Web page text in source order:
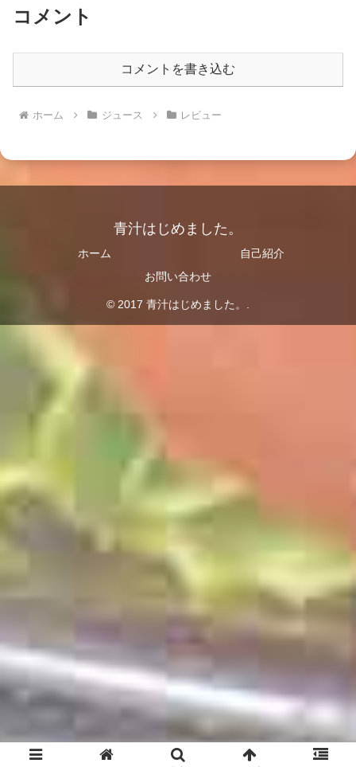
コメント
コメントを書き込む
ホーム ジュース レビュー
青汁はじめました。
ホーム
自己紹介
お問い合わせ
© 2017 青汁はじめました。.